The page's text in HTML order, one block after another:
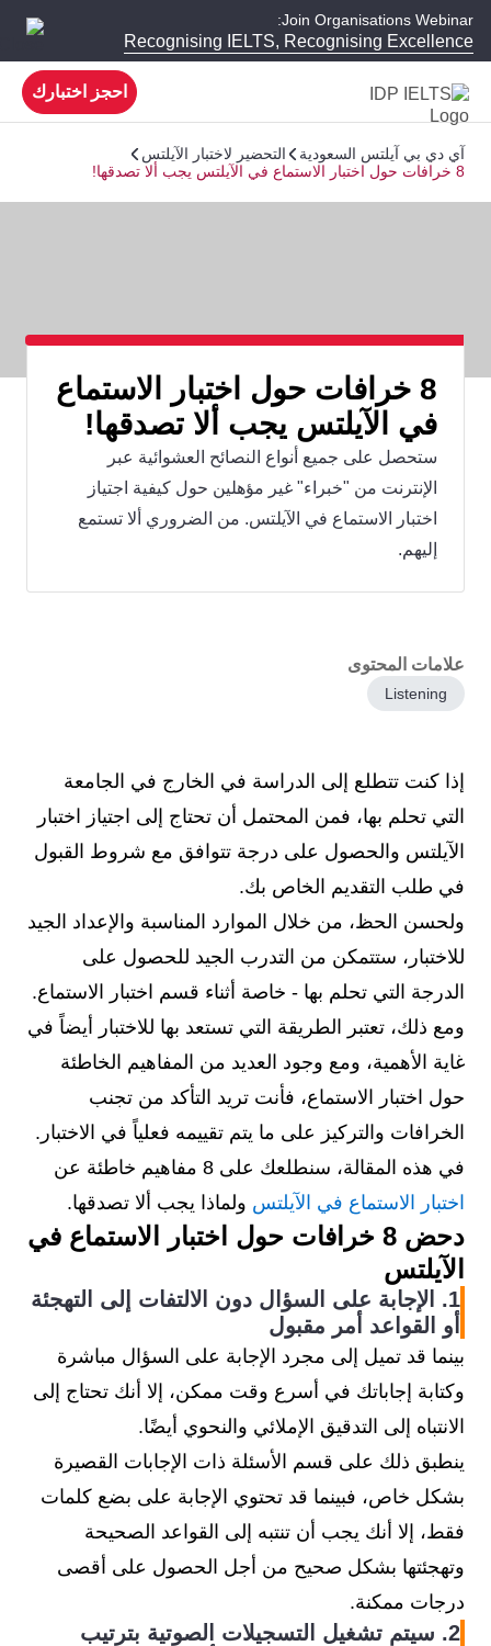
Join Organisations Webinar:
Recognising IELTS, Recognising Excellence
احجز اختبارك
آي دي بي آيلتس السعودية
التحضير لاختبار الآيلتس
8 خرافات حول اختبار الاستماع في الآيلتس يجب ألا تصدقها!
8 خرافات حول اختبار الاستماع
في الآيلتس يجب ألا تصدقها!
ستحصل على جميع أنواع النصائح العشوائية عبر
الإنترنت من "خبراء" غير مؤهلين حول كيفية اجتياز
اختبار الاستماع في الآيلتس. من الضروري ألا تستمع
إليهم.
علامات المحتوى
Listening
إذا كنت تتطلع إلى الدراسة في الخارج في الجامعة
التي تحلم بها، فمن المحتمل أن تحتاج إلى اجتياز اختبار
الآيلتس والحصول على درجة تتوافق مع شروط القبول
في طلب التقديم الخاص بك.
ولحسن الحظ، من خلال الموارد المناسبة والإعداد الجيد
للاختبار، ستتمكن من التدرب الجيد للحصول على
الدرجة التي تحلم بها - خاصة أثناء قسم اختبار الاستماع.
ومع ذلك، تعتبر الطريقة التي تستعد بها للاختبار أيضاً في
غاية الأهمية، ومع وجود العديد من المفاهيم الخاطئة
حول اختبار الاستماع، فأنت تريد التأكد من تجنب
الخرافات والتركيز على ما يتم تقييمه فعلياً في الاختبار.
في هذه المقالة، سنطلعك على 8 مفاهيم خاطئة عن
اختبار الاستماع في الآيلتس ولماذا يجب ألا تصدقها.
دحض 8 خرافات حول اختبار الاستماع في
الآيلتس
1. الإجابة على السؤال دون الالتفات إلى التهجئة
أو القواعد أمر مقبول
بينما قد تميل إلى مجرد الإجابة على السؤال مباشرة
وكتابة إجاباتك في أسرع وقت ممكن، إلا أنك تحتاج إلى
الانتباه إلى التدقيق الإملائي والنحوي أيضًا.
ينطبق ذلك على قسم الأسئلة ذات الإجابات القصيرة
بشكل خاص، فبينما قد تحتوي الإجابة على بضع كلمات
فقط، إلا أنك يجب أن تنتبه إلى القواعد الصحيحة
وتهجئتها بشكل صحيح من أجل الحصول على أقصى
درجات ممكنة.
2. سيتم تشغيل التسجيلات الصوتية بترتيب